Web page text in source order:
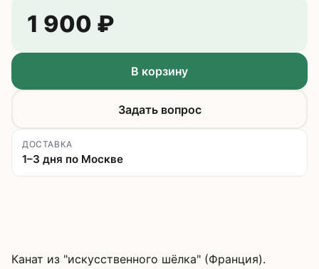
1 900 ₽
В корзину
Задать вопрос
ДОСТАВКА
1–3 дня по Москве
Канат из "искусственного шёлка" (Франция).